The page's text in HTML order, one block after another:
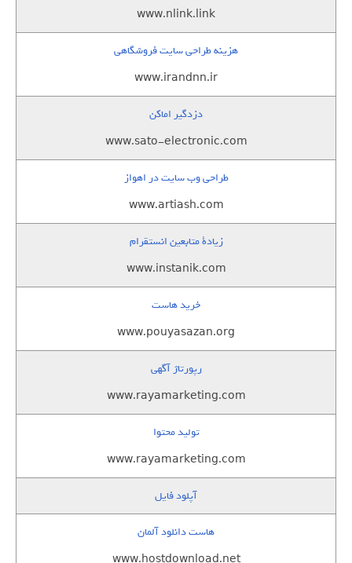
www.nlink.link
هزینه طراحی سایت فروشگاهی
www.irandnn.ir
دزدگیر اماکن
www.sato-electronic.com
طراحی وب سایت در اهواز
www.artiash.com
زيادة متابعين انستقرام
www.instanik.com
خرید هاست
www.pouyasazan.org
رپورتاژ آگهی
www.rayamarketing.com
تولید محتوا
www.rayamarketing.com
آپلود فایل
هاست دانلود آلمان
www.hostdownload.net